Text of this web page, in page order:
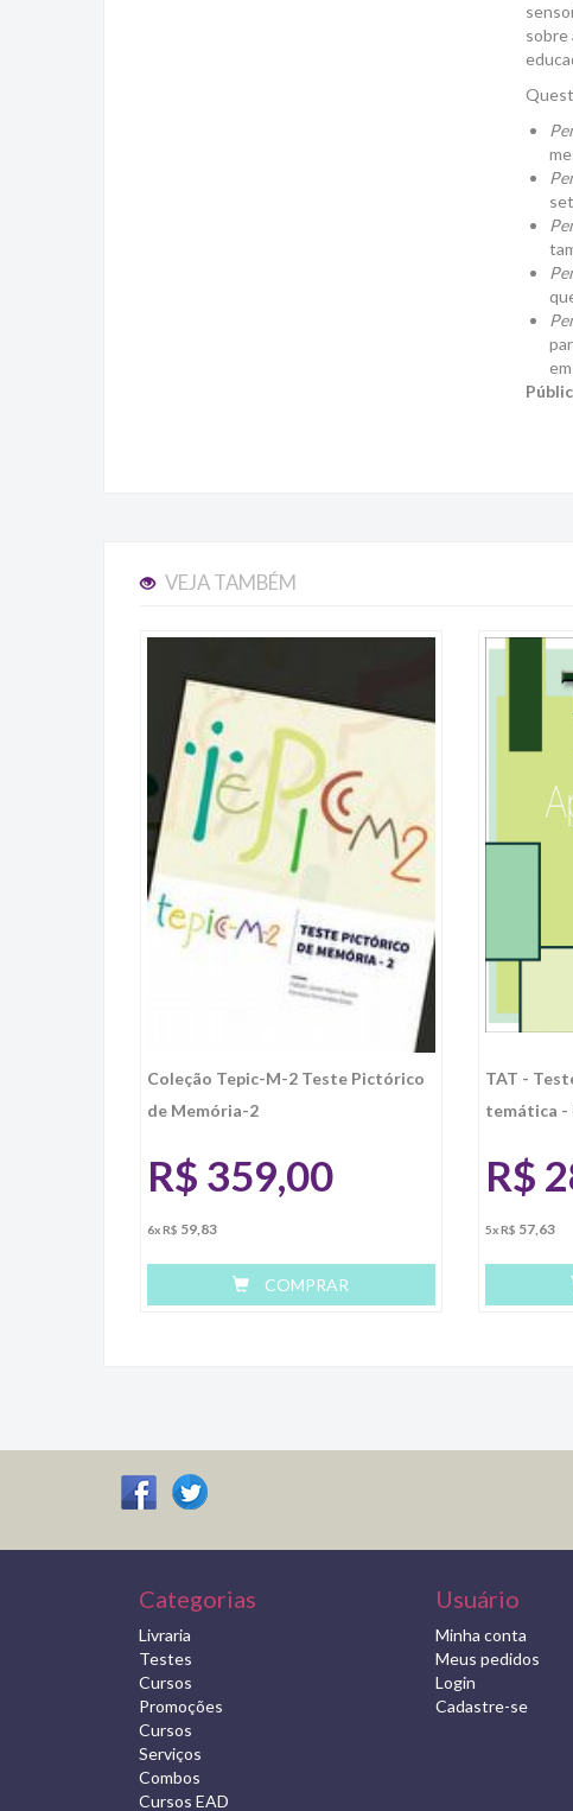
sobre
VEJA TAMBÉM
Coleção Tepic-M-2 Teste Pictórico
de Memória-2
R$ 359,00
6x R$ 59,83
COMPRAR
TAT -
temática -
R$
5x R$ 57,63
Categorias
Livraria
Testes
Cursos
Promoções
Cursos
Serviços
Combos
Cursos EAD
Usuário
Minha conta
Meus pedidos
Login
Cadastre-se